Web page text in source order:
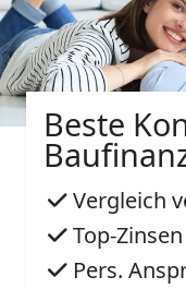
Beste
Vergleich
Top-Zinsen
Pers.